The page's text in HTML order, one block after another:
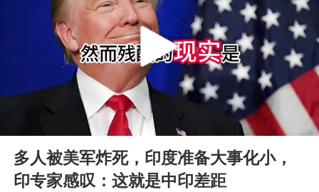
Meta被判支付5.67亿美元
1岁宝宝碰坏纸巾盒 宝妈被索赔924元
男子结婚8年3个女儿均非亲生
中信证券：预计铜板块将迎来共振上涨
台风白海豚逼近 暴雨大暴雨来袭
“空调24小时开着更省电”不实
公司“上四休三”但要降薪1000元
Play
07:04
多人被美军炸死，印度准备大事化小，
印专家感叹：这就是中印差距